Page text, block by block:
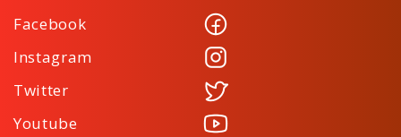
Facebook
Instagram
Twitter
Youtube